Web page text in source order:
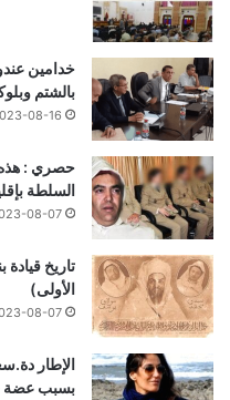
خدامين
بالشتم
08-16
حصري : هذه
السلطة
08-07
تاريخ قيادة
الأولى)
08-07
الإطار
بسبب عضة